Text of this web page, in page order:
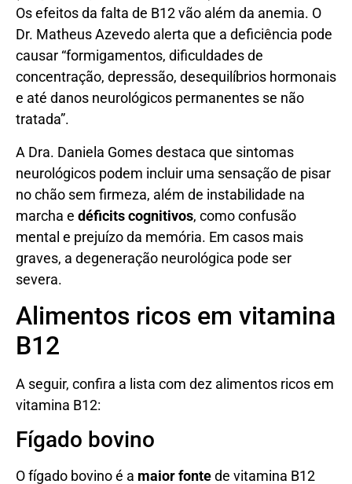
Os efeitos da falta de B12 vão além da anemia. O
Dr. Matheus Azevedo alerta que a deficiência pode
causar “formigamentos, dificuldades de
concentração, depressão, desequilíbrios hormonais
e até danos neurológicos permanentes se não
tratada”.
A Dra. Daniela Gomes destaca que sintomas
neurológicos podem incluir uma sensação de pisar
no chão sem firmeza, além de instabilidade na
marcha e déficits cognitivos, como confusão
mental e prejuízo da memória. Em casos mais
graves, a degeneração neurológica pode ser
severa.
Alimentos ricos em vitamina
B12
A seguir, confira a lista com dez alimentos ricos em
vitamina B12:
Fígado bovino
O fígado bovino é a maior fontede vitamina B12